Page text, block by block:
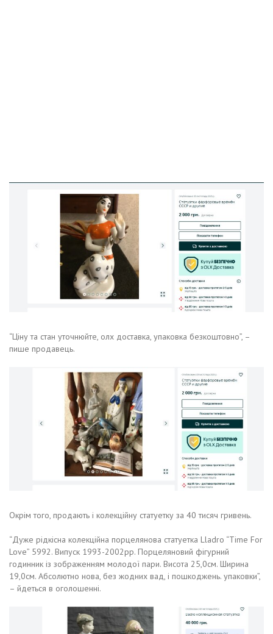
“Ціну та стан уточнюйте, олх доставка, упаковка безкоштовно”, –
пише продавець.
Окрім того, продають і колекційну статуетку за 40 тисяч гривень.
“Дуже рідкісна колекційна порцелянова статуетка Lladro “Time For
Love” 5992. Випуск 1993-2002рр. Порцеляновий фігурний
годинник із зображенням молодої пари. Висота 25,0см. Ширина
19,0см. Абсолютно нова, без жодних вад, і пошкоджень. упаковки”,
– йдеться в оголошенні.